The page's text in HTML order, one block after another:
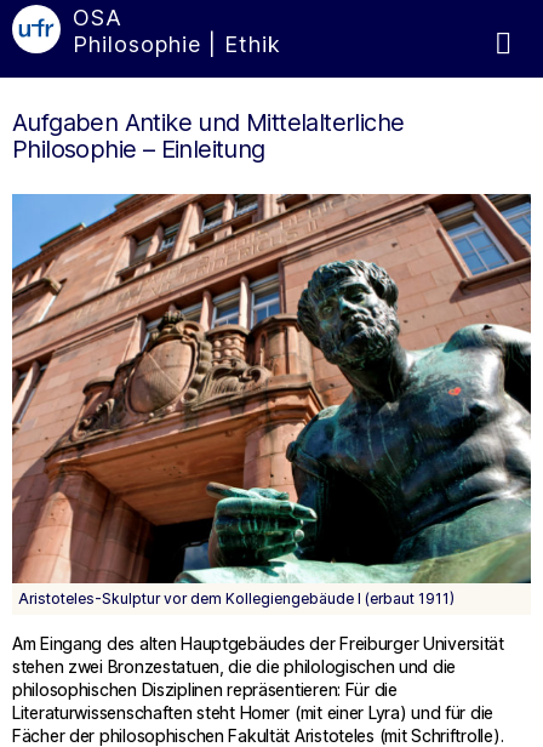
OSA
Philosophie | Ethik
Aufgaben Antike und Mittelalterliche
Philosophie – Einleitung
Aristoteles-Skulptur vor dem Kollegiengebäude I (erbaut 1911)
Am Eingang des alten Hauptgebäudes der Freiburger Universität
stehen zwei Bronzestatuen, die die philologischen und die
philosophischen Disziplinen repräsentieren: Für die
Literaturwissenschaften steht Homer (mit einer Lyra) und für die
Fächer der philosophischen Fakultät Aristoteles (mit Schriftrolle).